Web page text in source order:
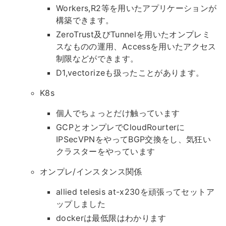
Workers,R2等を用いたアプリケーションが
構築できます。
ZeroTrust及びTunnelを用いたオンプレミ
スなものの運用、Accessを用いたアクセス
制限などができます。
D1,vectorizeも扱ったことがあります。
K8s
個人でちょっとだけ触っています
GCPとオンプレでCloudRourterに
IPSecVPNをやってBGP交換をし、気狂い
クラスターをやっています
オンプレ/インスタンス関係
allied telesis at-x230を頑張ってセットア
ップしました
dockerは最低限はわかります